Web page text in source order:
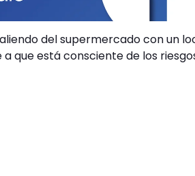
del supermercado con un
que está consciente de los